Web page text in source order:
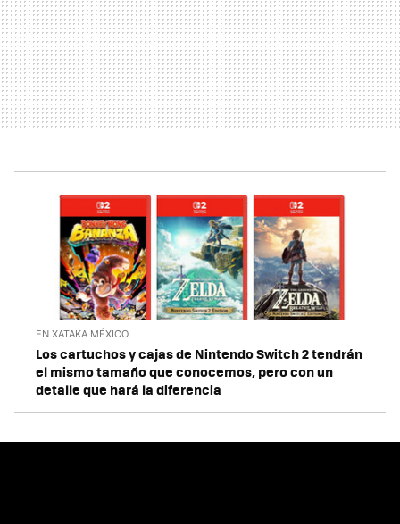
EN XATAKA MÉXICO
Los cartuchos y cajas de Nintendo Switch 2 tendrán
el mismo tamaño que conocemos, pero con un
detalle que hará la diferencia